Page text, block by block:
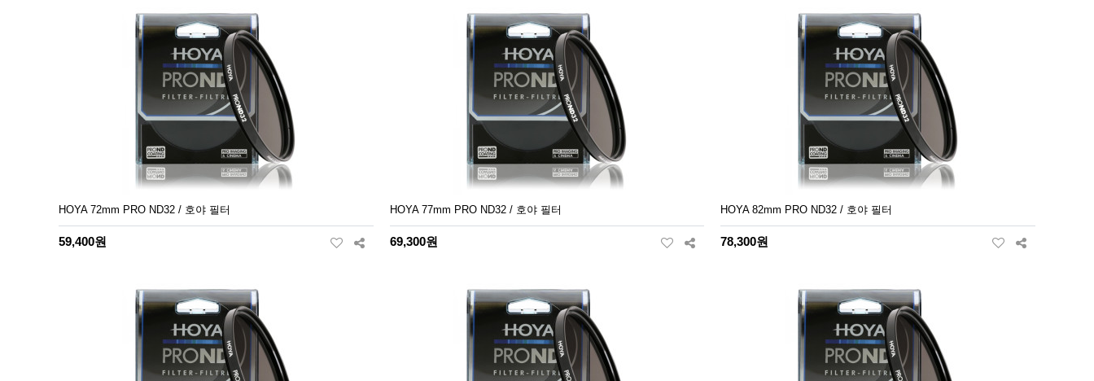
HOYA 72mm PRO ND32 / 호야 필터
59,400원
HOYA 77mm PRO ND32 / 호야 필터
69,300원
HOYA 82mm PRO ND32 / 호야 필터
78,300원